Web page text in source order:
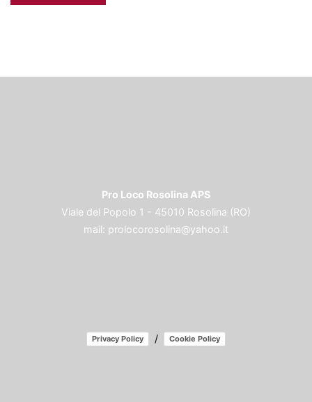
Pro Loco Rosolina APS
Viale del Popolo 1 - 45010 Rosolina (RO)
mail: prolocorosolina@yahoo.it
Privacy Policy / Cookie Policy